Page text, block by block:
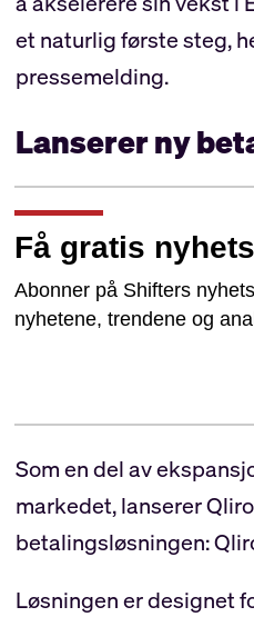
et naturlig første steg,
pressemelding.
Lanserer ny
Få gratis
Abonner på Shifters
nyhetene, trendene og
Som en del av
markedet, lanserer
betalingsløsningen:
Løsningen er designet